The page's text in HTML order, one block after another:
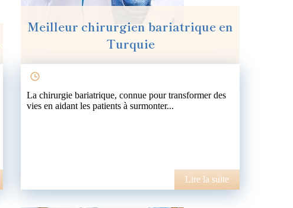
Meilleur chirurgien bariatrique en
Turquie
La chirurgie bariatrique, connue pour transformer des
vies en aidant les patients à surmonter...
Lire la suite